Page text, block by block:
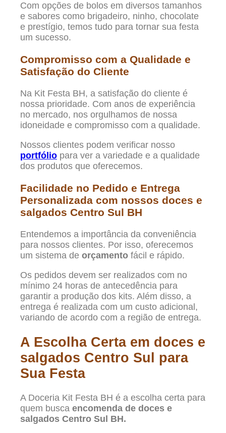
Com opções de bolos em diversos tamanhos
e sabores como brigadeiro, ninho, chocolate
e prestígio, temos tudo para tornar sua festa
um sucesso.
Compromisso com a Qualidade e
Satisfação do Cliente
Na Kit Festa BH, a satisfação do cliente é
nossa prioridade. Com anos de experiência
no mercado, nos orgulhamos de nossa
idoneidade e compromisso com a qualidade.
Nossos clientes podem verificar nosso
portfólio para ver a variedade e a qualidade
dos produtos que oferecemos.
Facilidade no Pedido e Entrega
Personalizada com nossos doces e
salgados Centro Sul BH
Entendemos a importância da conveniência
para nossos clientes. Por isso, oferecemos
um sistema de orçamento fácil e rápido.
Os pedidos devem ser realizados com no
mínimo 24 horas de antecedência para
garantir a produção dos kits. Além disso, a
entrega é realizada com um custo adicional,
variando de acordo com a região de entrega.
A Escolha Certa em doces e
salgados Centro Sul para
Sua Festa
A Doceria Kit Festa BH é a escolha certa para
quem busca encomenda de doces e
salgados Centro Sul BH.